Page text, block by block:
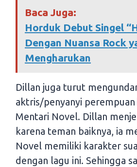
Baca Juga:
Horduk Debut Singel
Dengan Nuansa Rock
Mengharukan
Dillan juga turut
aktris/penyanyi
Mentari Novel. Dillan
karena teman baiknya, ia
Novel memiliki karakter
dengan lagu ini. Sehingga